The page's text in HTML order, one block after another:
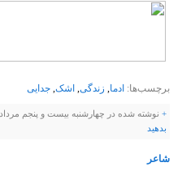
برچسب‌ها: ادما, زندگی, اشک, جدایی
+ نوشته شده در چهارشنبه بیست و پنجم مرداد ۱۳۹۱ ساعت 1:50 توسط ســـروش |
بدهيد
شاعر